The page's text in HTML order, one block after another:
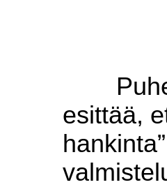
esittää,